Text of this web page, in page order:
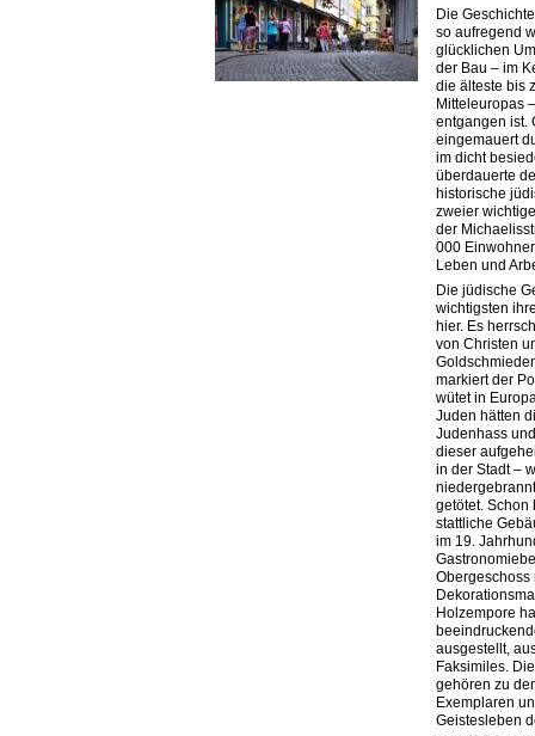
Die
so aufregend
glücklichen
der Bau – im
die älteste bis
Mitteleuropas
entgangen ist.
eingemauert
im dicht
überdauerte
historische
zweier
der
000
Leben und
Die jüdische
wichtigsten
hier. Es
von Christen
markiert der
wütet in
Juden hätten
Judenhass
dieser
in der Stadt –
getötet. Schon
stattliche
im 19.
Obergeschoss
Holzempore
ausgestellt,
Faksimiles.
gehören zu
Exemplaren
Geistesleben